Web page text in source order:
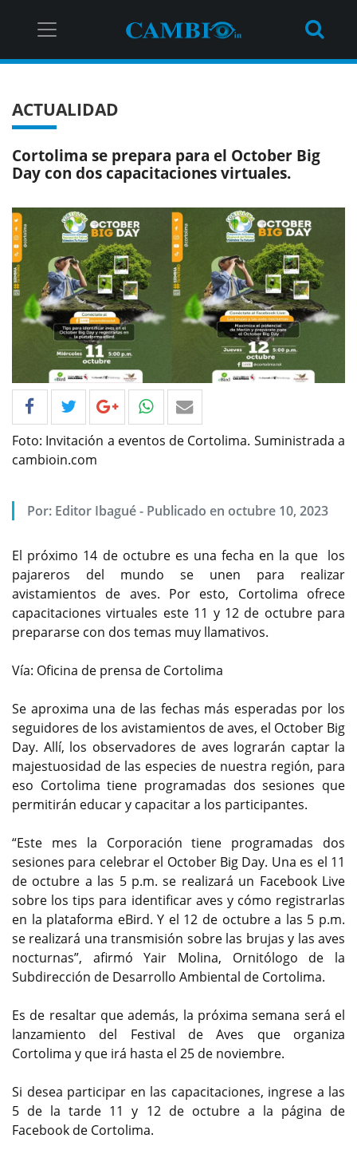
ACTUALIDAD
Cortolima se prepara para el October Big
Day con dos capacitaciones virtuales.
Foto: Invitación a eventos de Cortolima. Suministrada a
cambioin.com
Por: Editor Ibagué - Publicado en octubre 10, 2023
El próximo 14 de octubre es una fecha en la que los
pajareros del mundo se unen para realizar
avistamientos de aves. Por esto, Cortolima ofrece
capacitaciones virtuales este 11 y 12 de octubre para
prepararse con dos temas muy llamativos.
Vía: Oficina de prensa de Cortolima
Se aproxima una de las fechas más esperadas por los
seguidores de los avistamientos de aves, el October Big
Day. Allí, los observadores de aves lograrán captar la
majestuosidad de las especies de nuestra región, para
eso Cortolima tiene programadas dos sesiones que
permitirán educar y capacitar a los participantes.
“Este mes la Corporación tiene programadas dos
sesiones para celebrar el October Big Day. Una es el 11
de octubre a las 5 p.m. se realizará un Facebook Live
sobre los tips para identificar aves y cómo registrarlas
en la plataforma eBird. Y el 12 de octubre a las 5 p.m.
se realizará una transmisión sobre las brujas y las aves
nocturnas”, afirmó Yair Molina, Ornitólogo de la
Subdirección de Desarrollo Ambiental de Cortolima.
Es de resaltar que además, la próxima semana será el
lanzamiento del Festival de Aves que organiza
Cortolima y que irá hasta el 25 de noviembre.
Si desea participar en las capacitaciones, ingrese a las
5 de la tarde 11 y 12 de octubre a la página de
Facebook de Cortolima.